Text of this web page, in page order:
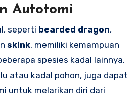
Autotomi
seperti bearded dragon,
skink, memiliki kemampuan
spesies kadal lainnya,
atau kadal pohon, juga dapat
untuk melarikan diri dari